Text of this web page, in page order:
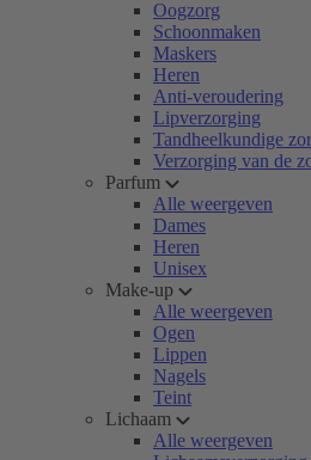
Oogzorg
Schoonmaken
Maskers
Heren
Anti-veroudering
Lipverzorging
Tandheelkundige
Verzorging van de
Parfum
Alle weergeven
Dames
Heren
Unisex
Make-up
Alle weergeven
Ogen
Lippen
Nagels
Teint
Lichaam
Alle weergeven